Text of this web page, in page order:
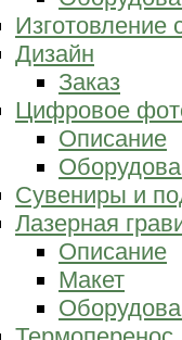
Изготовление
Дизайн
Заказ
Цифровое
Описание
Сувениры и
Лазерная
Описание
Макет